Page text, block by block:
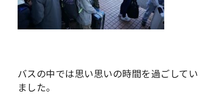
バスの中では思い思いの時間を過ごしてい
ました。